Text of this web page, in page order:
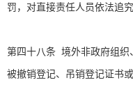
罚，对直接责任人员依法追究
第四十八条 境外非政府组织
被撤销登记、吊销登记证书